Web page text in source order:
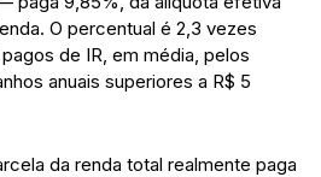
O percentual é 2,3 vezes
de IR, em média, pelos
anuais superiores a R$ 5
da renda total realmente paga